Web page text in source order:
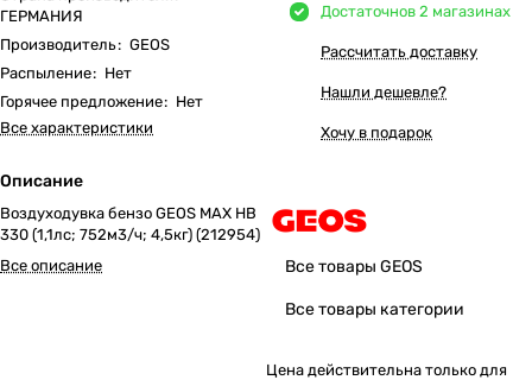
ГЕРМАНИЯ
Производитель: GEOS
Распыление: Нет
Горячее предложение: Нет
Все характеристики
Описание
Воздуходувка бензо GEOS MAX HB
330 (1,1лс; 752м3/ч; 4,5кг) (212954)
Все описание
Достаточнов 2 магазинах
Рассчитать доставку
Нашли дешевле?
Хочу в подарок
Все товары GEOS
Все товары категории
Цена действительна только для